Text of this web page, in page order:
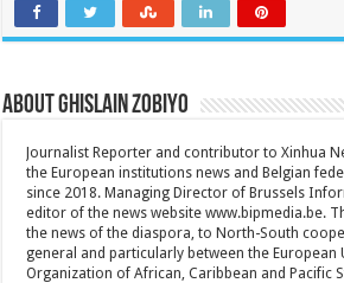
About Ghislain Zobiyo
Journalist Reporter and contributor to Xinhua
the European institutions news and Belgian
since 2018. Managing Director of Brussels
editor of the news website www.bipmedia.be.
the news of the diaspora, to North-South
general and particularly between the European
Organization of African, Caribbean and Pacific